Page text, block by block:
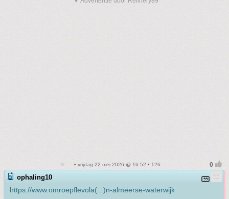
• vrijdag 22 mei 2026 @ 16:52 • 126
ophaling10
https://www.omroepflevola(...)n-almeerse-waterwijk